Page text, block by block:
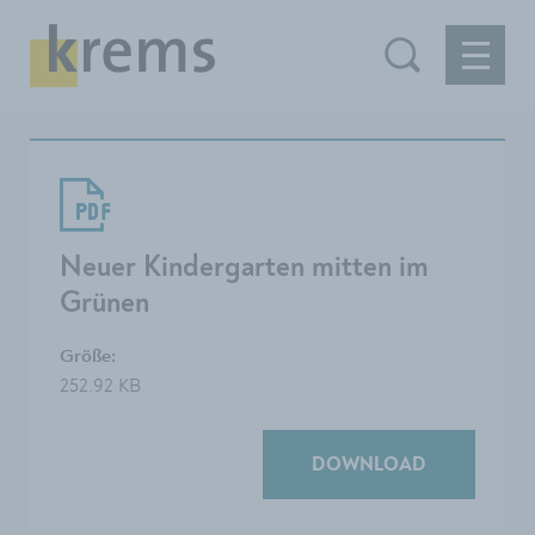
Neuer Kindergarten mitten im
Grünen
Größe:
252.92 KB
DOWNLOAD